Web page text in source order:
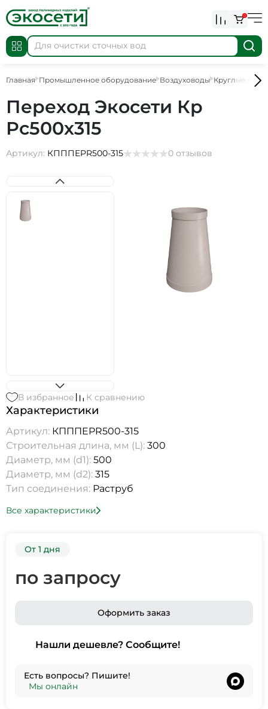
0
Главная Промышленное оборудование Воздуховоды Круглые
Переход Экосети Кр
Рс500х315
Артикул: КПППEPR500-315 0 отзывов
В избранное К сравнению
Характеристики
Артикул: КПППEPR500-315
Строительная длина, мм (L): 300
Диаметр, мм (d1): 500
Диаметр, мм (d2): 315
Тип соединения: Раструб
Все характеристики
От 1 дня
по запросу
Оформить заказ
Нашли дешевле? Сообщите!
Есть вопросы? Пишите!
Мы онлайн